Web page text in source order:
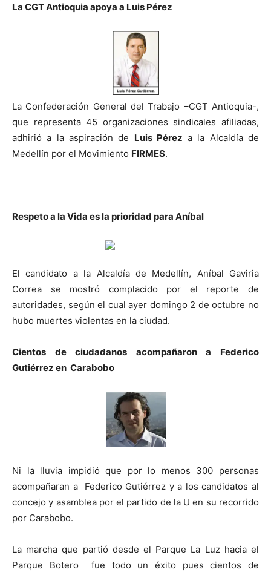
La CGT Antioquia apoya a Luis Pérez
La Confederación General del Trabajo –CGT Antioquia-,
que representa 45 organizaciones sindicales afiliadas,
adhirió a la aspiración de Luis Pérez a la Alcaldía de
Medellín por el Movimiento FIRMES.
Respeto a la Vida es la prioridad para Aníbal
El candidato a la Alcaldía de Medellín, Aníbal Gaviria
Correa se mostró complacido por el reporte de
autoridades, según el cual ayer domingo 2 de octubre no
hubo muertes violentas en la ciudad.
Cientos de ciudadanos acompañaron a Federico
Gutiérrez en Carabobo
Ni la lluvia impidió que por lo menos 300 personas
acompañaran a Federico Gutiérrez y a los candidatos al
concejo y asamblea por el partido de la U en su recorrido
por Carabobo.
La marcha que partió desde el Parque La Luz hacia el
Parque Botero fue todo un éxito pues cientos de